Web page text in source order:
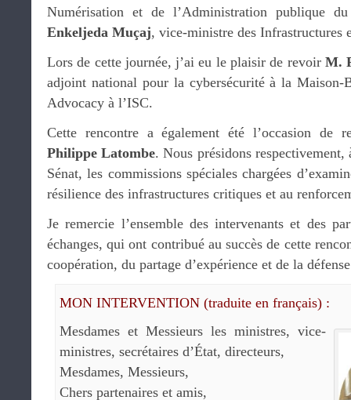
Numérisation et de l’Administration publique
Enkeljeda Muçaj, vice-ministre des Infrastructures
Lors de cette journée, j’ai eu le plaisir de revoir M.
adjoint national pour la cybersécurité à la Maison-
Advocacy à l’ISC.
Cette rencontre a également été l’occasion de
Philippe Latombe. Nous présidons respectivement,
Sénat, les commissions spéciales chargées
résilience des infrastructures critiques et au
Je remercie l’ensemble des intervenants et des
échanges, qui ont contribué au succès de cette
coopération, du partage d’expérience et de la
MON INTERVENTION (traduite en français) :
Mesdames et Messieurs les ministres, vice-
ministres, secrétaires d’État, directeurs,
Mesdames, Messieurs,
Chers partenaires et amis,